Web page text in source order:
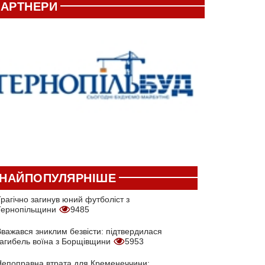
загинув юний футболіст з
9485
зниклим безвісти: підтвердилася
воїна з Борщівщини
5953